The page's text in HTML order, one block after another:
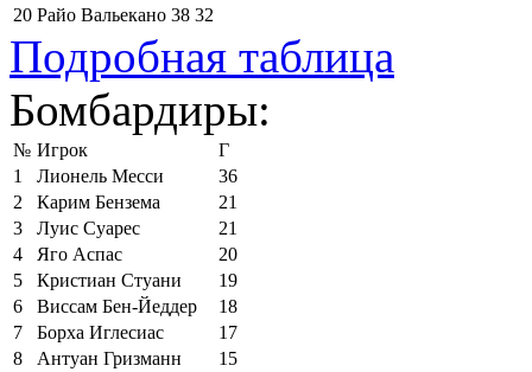
20 Райо Вальекано 38 32
Подробная таблица
Бомбардиры:
№ Игрок
Г
1
Лионель Месси
36
2
Карим Бензема
21
3
Луис Суарес
21
4
Яго Аспас
20
5
Кристиан Стуани
19
6
Виссам Бен-Йеддер
18
7
Борха Иглесиас
17
8
Антуан Гризманн
15